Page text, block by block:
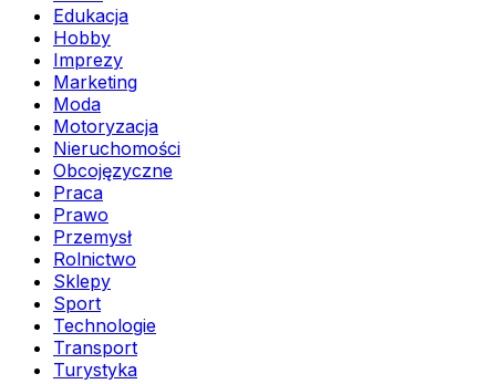
Edukacja
Hobby
Imprezy
Marketing
Moda
Motoryzacja
Nieruchomości
Obcojęzyczne
Praca
Prawo
Przemysł
Rolnictwo
Sklepy
Sport
Technologie
Transport
Turystyka